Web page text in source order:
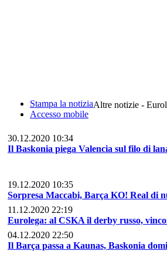
Stampa la notizia
Accesso mobile
Altre notizie -
30.12.2020 10:34
Il Baskonia piega Valencia sul filo di
19.12.2020 10:35
Sorpresa Maccabi, Barça KO! Real di
11.12.2020 22:19
Eurolega: al CSKA il derby russo,
04.12.2020 22:50
Il Barça passa a Kaunas, Baskonia